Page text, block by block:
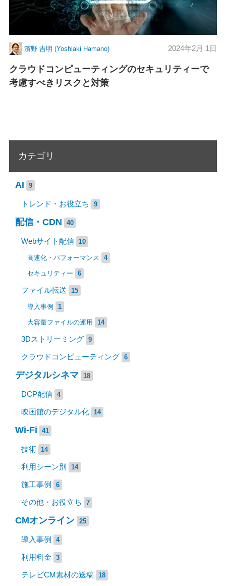
濱野 吉明 (Yoshiaki Hamano) 2024年2月 1日
クラウドコンピューティングのセキュリティーで
考慮すべきリスクと対策
カテゴリ
AI 9
トレンド・お役立ち 9
配信・CDN 40
Webサイト配信 10
高速化・パフォーマンス 4
セキュリティー 6
ファイル転送 15
導入事例 1
大容量ファイルの運用 14
3Dストリーミング 9
クラウドコンピューティング 6
デジタルシネマ 18
DCP配信 4
映画館のデジタル化 14
Wi-Fi 41
技術 14
利用シーン別 14
施工事例 6
その他・お役立ち 7
CMオンライン 25
導入事例 4
利用料金 3
テレビCM素材の送稿 18